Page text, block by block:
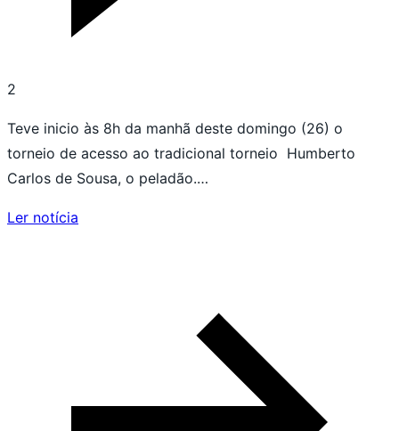
2
Teve inicio às 8h da manhã deste domingo (26) o
torneio de acesso ao tradicional torneio Humberto
Carlos de Sousa, o peladão.…
Ler notícia